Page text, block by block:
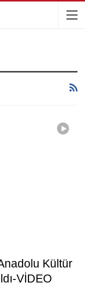
Kültür
VİDEO